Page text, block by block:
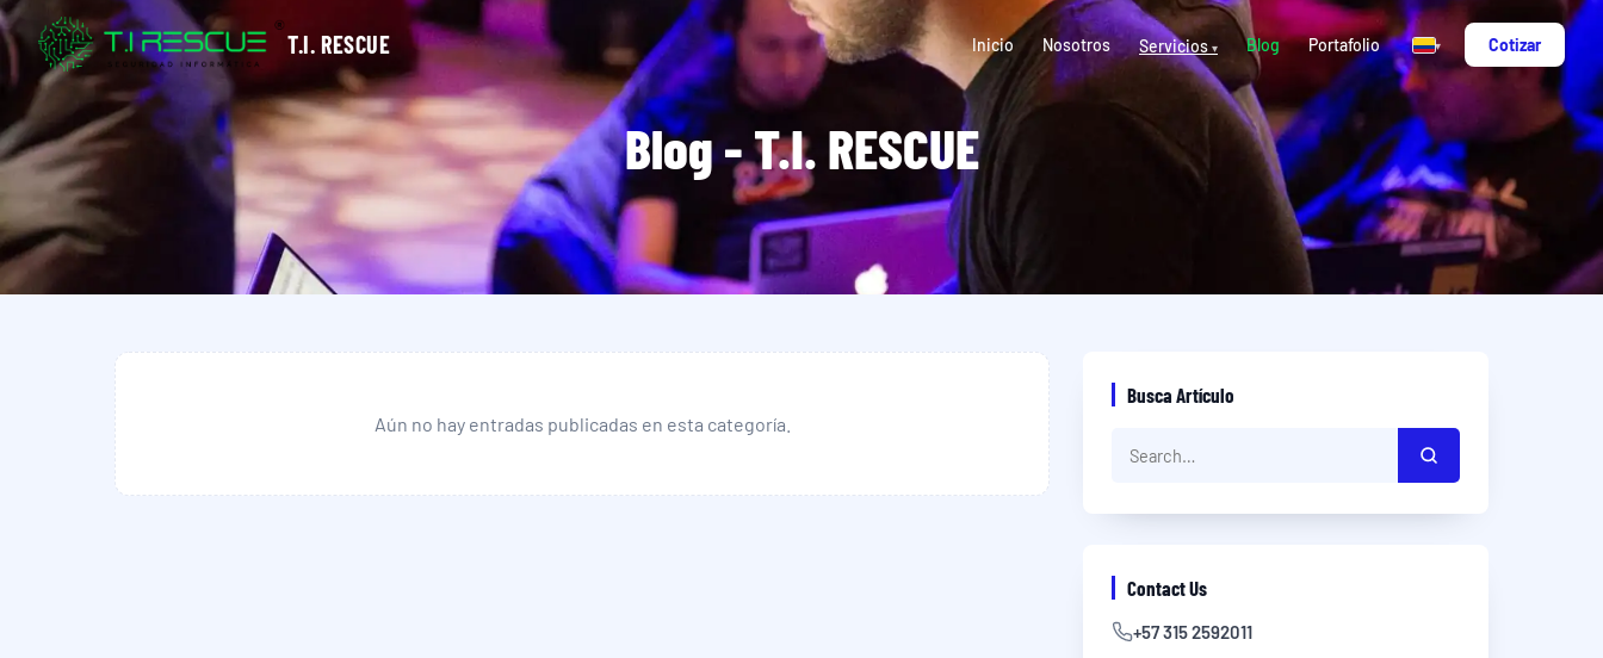
T.I. RESCUE Inicio Nosotros Servicios ▾ Blog Portafolio ▾ Cotizar
Blog - T.I. RESCUE
Aún no hay entradas publicadas en esta categoría.
Busca Artículo
Contact Us
+57 315 2592011